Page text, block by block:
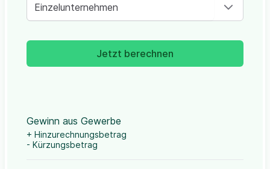
Einzelunternehmen
Jetzt berechnen
Gewinn aus Gewerbe
+ Hinzurechnungsbetrag
- Kürzungsbetrag